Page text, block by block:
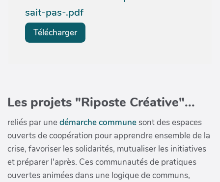
sait-pas-.pdf
Télécharger
Les projets "Riposte Créative"...
reliés par unedémarche communesont des espaces
ouverts de coopération pour apprendre ensemble de la
crise, favoriser les solidarités, mutualiser les initiatives
et préparer l'après. Ces communautés de pratiques
ouvertes animées dans une logique de communs,